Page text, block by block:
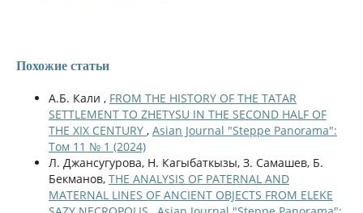
Похожие статьи
А.Б. Кали , FROM THE HISTORY OF THE TATAR
SETTLEMENT TO ZHETYSU IN THE SECOND HALF OF
THE XIX CENTURY , Asian Journal "Steppe Panorama":
Том 11 № 1 (2024)
Л. Джансугурова, Н. Кагыбаткызы, З. Самашев, Б.
Бекманов, THE ANALYSIS OF PATERNAL AND
MATERNAL LINES OF ANCIENT OBJECTS FROM ELEKE